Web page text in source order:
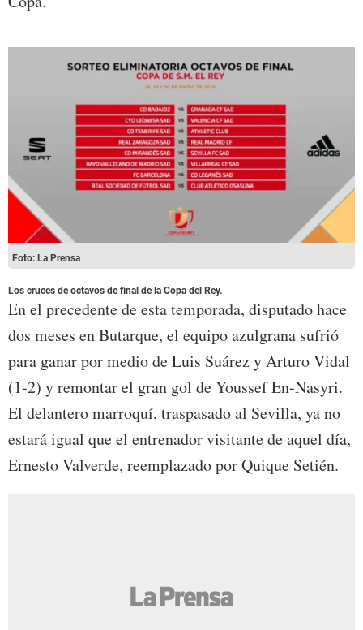
Foto: La Prensa
Los cruces de octavos de final de la Copa del Rey.
En el precedente de esta temporada, disputado hace
dos meses en Butarque, el equipo azulgrana sufrió
para ganar por medio de Luis Suárez y Arturo Vidal
(1-2) y remontar el gran gol de Youssef En-Nasyri.
El delantero marroquí, traspasado al Sevilla, ya no
estará igual que el entrenador visitante de aquel día,
Ernesto Valverde, reemplazado por Quique Setién.